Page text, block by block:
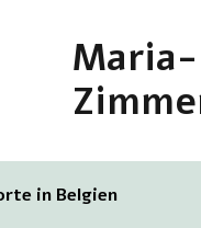
Maria-
in Belgien